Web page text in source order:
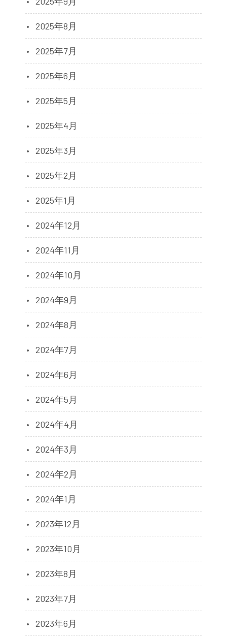
2025年8月
2025年7月
2025年6月
2025年5月
2025年4月
2025年3月
2025年2月
2025年1月
2024年12月
2024年11月
2024年10月
2024年9月
2024年8月
2024年7月
2024年6月
2024年5月
2024年4月
2024年3月
2024年2月
2024年1月
2023年12月
2023年10月
2023年8月
2023年7月
2023年6月